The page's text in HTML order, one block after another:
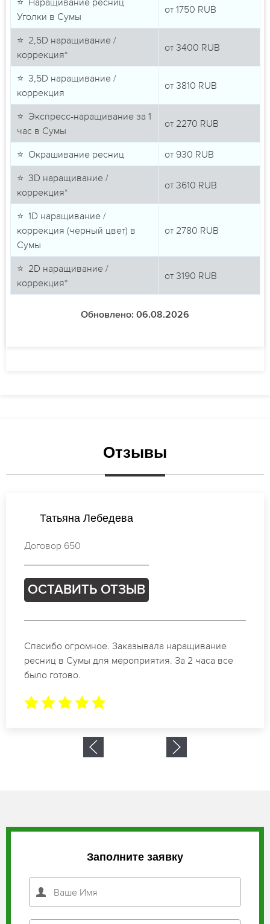
Уголки в Сумы
от 1750 RUB
⭐ 2,5D наращивание /
коррекция*
от 3400 RUB
⭐ 3,5D наращивание /
коррекция
от 3810 RUB
⭐ Экспресс-наращивание за 1
час в Сумы
от 2270 RUB
⭐ Окрашивание ресниц от 930 RUB
⭐ 3D наращивание /
коррекция*
от 3610 RUB
⭐ 1D наращивание /
коррекция (черный цвет) в
Сумы
от 2780 RUB
⭐ 2D наращивание /
коррекция*
от 3190 RUB
Обновлено: 06.08.2026
Отзывы
Ирина Смирнова
Договор 191
ОСТАВИТЬ ОТЗЫВ
Идеальные мастера своего дела по наращиванию
ресниц в Сумы. Великолепный результат. Буду
обращаться еще.
Заполните заявку